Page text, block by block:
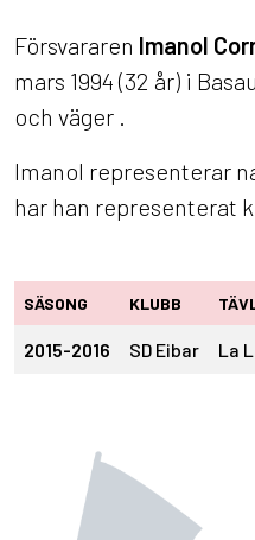
Försvararen Imanol
mars 1994 (32 år) i
och väger .
Imanol representerar
har han representerat
SÄSONG KLUBB
2015-2016 SD Eibar La